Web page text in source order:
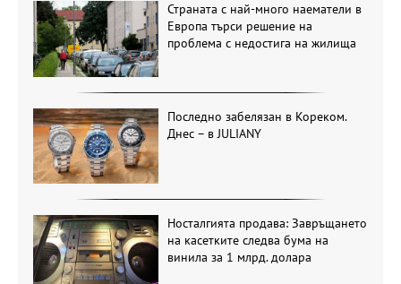
Страната с най-много наематели в
Европа търси решение на
проблема с недостига на жилища
Последно забелязан в Кореком.
Днес – в JULIANY
Носталгията продава: Завръщането
на касетките следва бума на
винила за 1 млрд. долара